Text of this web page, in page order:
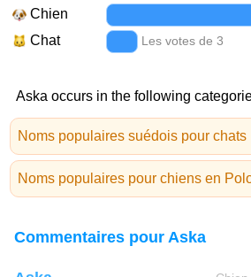
Chien
Chat Les votes de 3
Aska occurs in the following
Noms populaires suédois pour chats
Noms populaires pour chiens en
Commentaires pour Aska